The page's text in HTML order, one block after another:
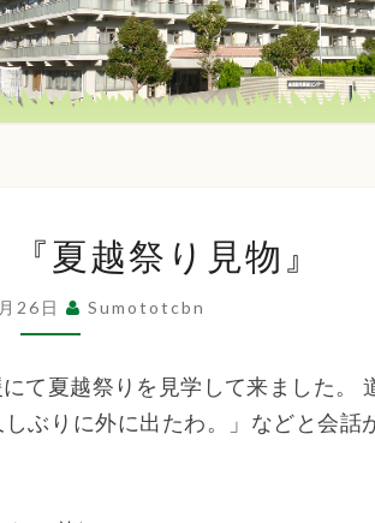
会
祉
人
ち
ば
な
苑
『夏
越
り
夏越祭り見物』
26日 Sumototcbn
夏越祭りを見学して来ました。
ぶりに外に出たわ。」などと会話